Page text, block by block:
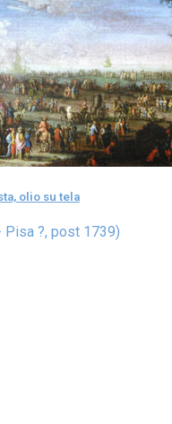
olio su tela
Pisa ?, post 1739)